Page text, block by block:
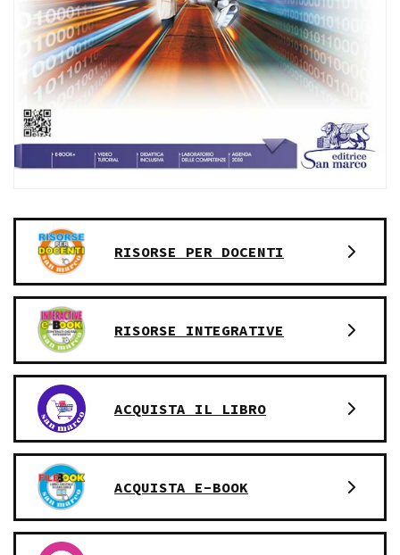
RISORSE PER DOCENTI
RISORSE INTEGRATIVE
ACQUISTA IL LIBRO
ACQUISTA E-BOOK